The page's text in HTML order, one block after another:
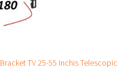
Bracket TV 25-55 Inchis Telescopic